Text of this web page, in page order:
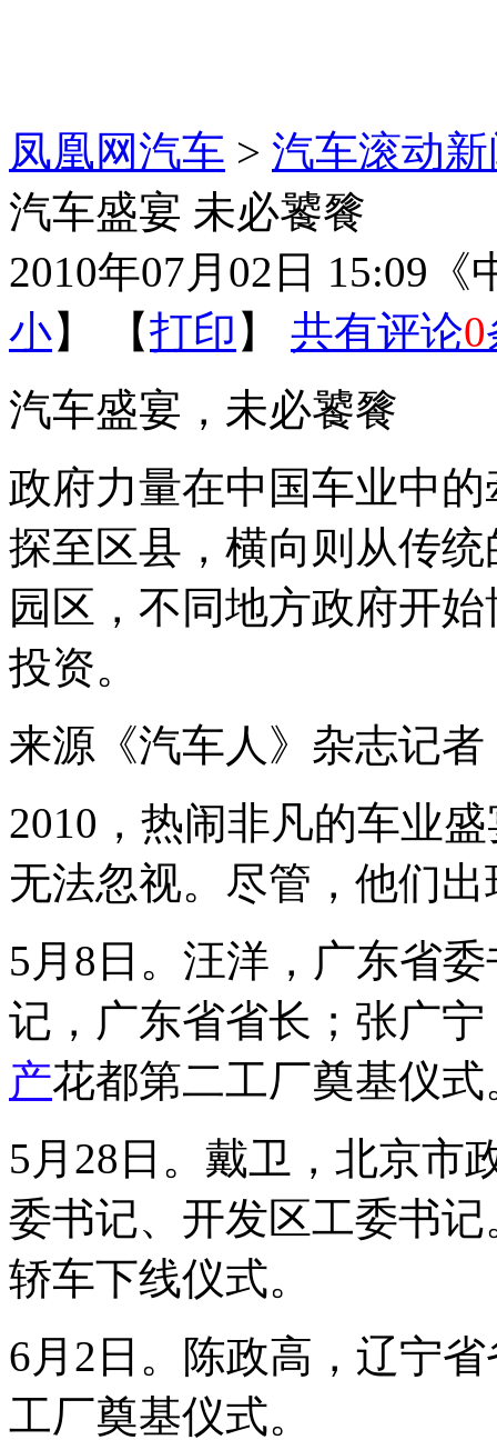
凤凰网汽车 > 汽车滚动
汽车盛宴 未必饕餮
2010年07月02日 15:09
小】 【打印 】 共有评论0
汽车盛宴，未必饕餮
政府力量在中国车业中
探至区县，横向则从传
园区，不同地方政府开
投资。
来源《汽车人》杂志记者
2010，热闹非凡的车业
无法忽视。尽管，他们
5月8日。汪洋，广东省
记，广东省省长；张广
产花都第二工厂奠基仪式
5月28日。戴卫，北京市
委书记、开发区工委书
轿车下线仪式。
6月2日。陈政高，辽宁
工厂奠基仪式。